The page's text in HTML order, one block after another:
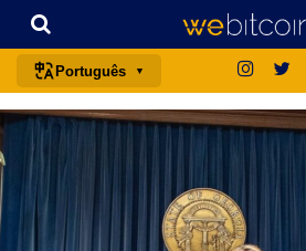
Português
português (BR)